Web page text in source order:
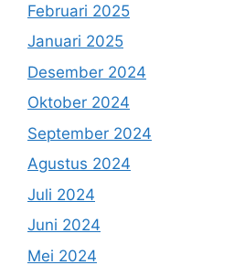
Februari 2025
Januari 2025
Desember 2024
Oktober 2024
September 2024
Agustus 2024
Juli 2024
Juni 2024
Mei 2024